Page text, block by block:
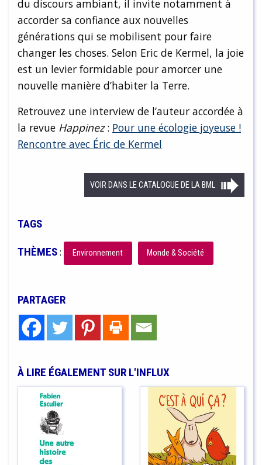
du discours ambiant, il invite notamment à
accorder sa confiance aux nouvelles
générations qui se mobilisent pour faire
changer les choses. Selon Eric de Kermel, la joie
est un levier formidable pour amorcer une
nouvelle manière d’habiter la Terre.
Retrouvez une interview de l’auteur accordée à
la revue Happinez: Pour une écologie joyeuse !
Rencontre avec Éric de Kermel
VOIR DANS LE CATALOGUE DE LA BML
TAGS
THÈMES: Environnement Monde & Société
PARTAGER
À LIRE ÉGALEMENT SUR L'INFLUX